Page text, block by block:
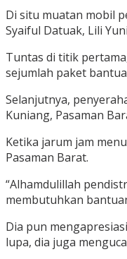
Di situ muatan mobil
Syaiful Datuak, Lili
Tuntas di titik
sejumlah paket
Selanjutnya,
Kuniang, Pasaman
Ketika jarum jam
Pasaman Barat.
“Alhamdulillah
membutuhkan
Dia pun
lupa, dia juga